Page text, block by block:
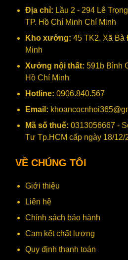
Địa chỉ: Lầu 2 - 294 Lê
TP. Hồ Chí Minh Chí Minh
Kho xưởng: 45 TK2, Xã Bà
Minh
Xưởng nội thất: 591b Bình
Hồ Chí Minh
Hotline: 0906.840.567
Email:
Mã số thuế: 0313056667 -
Tư Tp.HCM cấp ngày 18/12/
VỀ CHÚNG TÔI
Giới thiệu
Liên hệ
Chính sách bảo hành
Cam kết chất lượng
Quy định thanh toán